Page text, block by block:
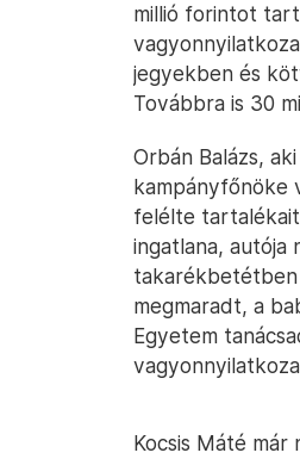
millió forintot
jegyekben és
Továbbra is 30
Orbán Balázs,
kampányfőnöke
felélte
ingatlana, autója
megmaradt, a
Egyetem
Kocsis Máté